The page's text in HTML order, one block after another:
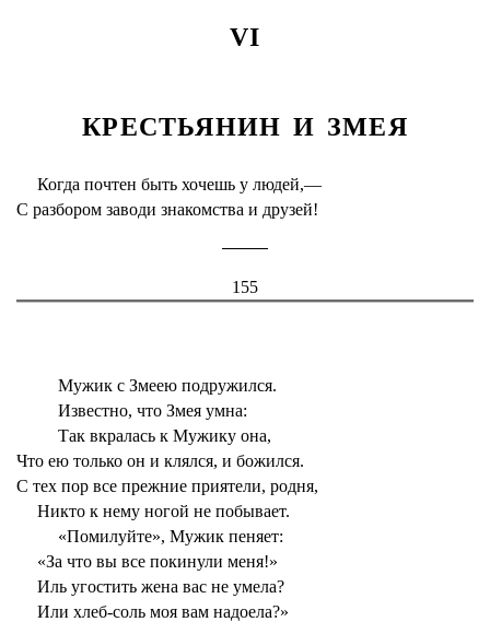
VI
КРЕСТЬЯНИН И ЗМЕЯ
Когда почтен быть хочешь у людей,—
С разбором заводи знакомства и друзей!
155
Мужик с Змеею подружился.
Известно, что Змея умна:
Так вкралась к Мужику она,
Что ею только он и клялся, и божился.
С тех пор все прежние приятели, родня,
Никто к нему ногой не побывает.
«Помилуйте», Мужик пеняет:
«За что вы все покинули меня!»
Иль угостить жена вас не умела?
Или хлеб-соль моя вам надоела?»